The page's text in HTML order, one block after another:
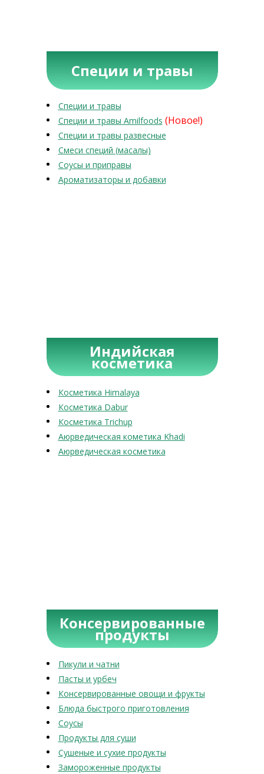
Специи и травы
Специи и травы
Специи и травы Amilfoods (Новое!)
Специи и травы развесные
Смеси специй (масалы)
Соусы и приправы
Ароматизаторы и добавки
Индийская
косметика
Косметика Himalaya
Косметика Dabur
Косметика Trichup
Аюрведическая кометика Khadi
Аюрведическая косметика
Консервированные
продукты
Пикули и чатни
Пасты и урбеч
Консервированные овощи и фрукты
Блюда быстрого приготовления
Соусы
Продукты для суши
Сушеные и сухие продукты
Замороженные продукты